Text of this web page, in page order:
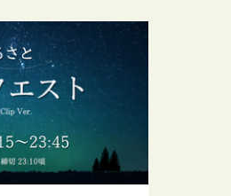
michの隠れ家から